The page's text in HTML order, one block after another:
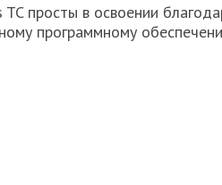
просты в освоении
программному